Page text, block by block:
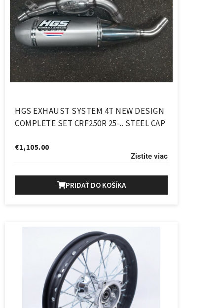
HGS EXHAUST SYSTEM 4T NEW DESIGN
COMPLETE SET CRF250R 25-.. STEEL CAP
€1,105.00
Zistite viac
PRIDAŤ DO KOŠÍKA